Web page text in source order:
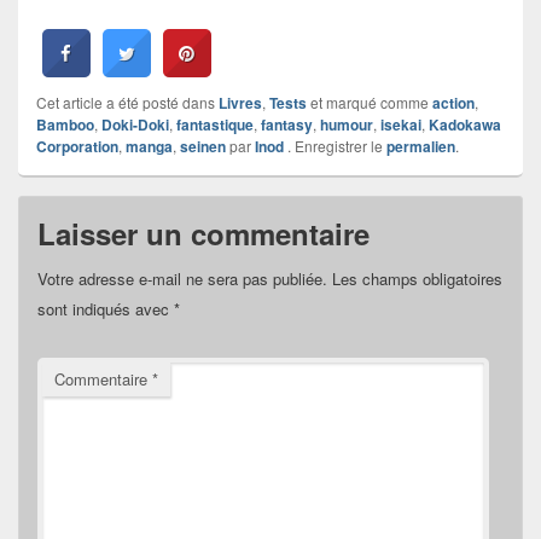
Cet article a été posté dans Livres, Testset marqué comme action,
Bamboo, Doki-Doki, fantastique, fantasy, humour, isekai, Kadokawa
Corporation, manga, seinenparInod . Enregistrer le permalien.
Laisser un commentaire
Votre adresse e-mail ne sera pas publiée. Les champs obligatoires
sont indiqués avec *
Commentaire *